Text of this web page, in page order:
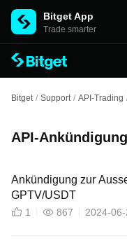
Bitget App
Trade smarter
Bitget / Support / API-Trading
API-Ankündigung
Ankündigung zur
GPTV/USDT
1 867 2024-